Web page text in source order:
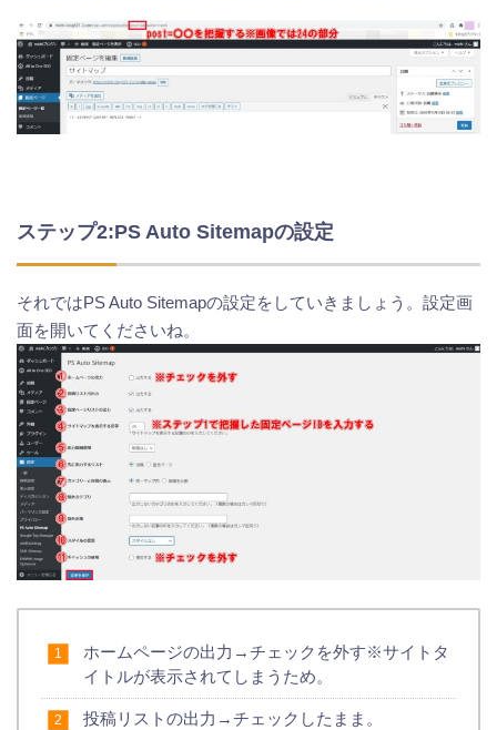
ステップ2:PS Auto Sitemapの設定
それではPS Auto Sitemapの設定をしていきましょう。設定画
面を開いてくださいね。
ホームページの出力→チェックを外す※サイトタ
イトルが表示されてしまうため。
投稿リストの出力→チェックしたまま。